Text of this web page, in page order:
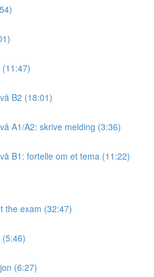
B2 (18:01)
A1/A2: skrive melding (3:36)
B1: fortelle om et tema (11:22)
the exam (32:47)
(5:46)
(6:27)